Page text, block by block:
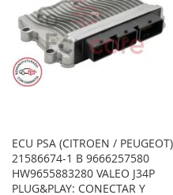
ECU PSA (CITROEN / PEUGEOT)
21586674-1 B 9666257580
HW9655883280 VALEO J34P
PLUG&PLAY: CONECTAR Y